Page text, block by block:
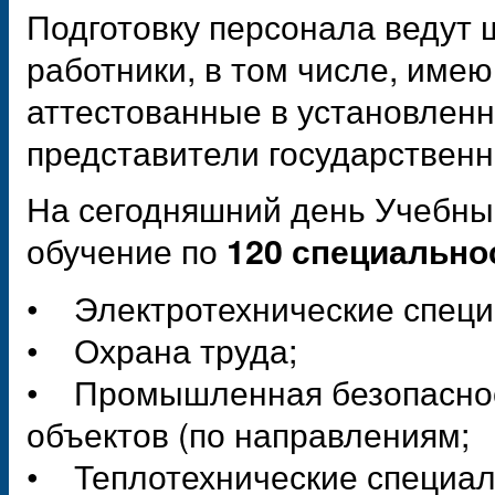
Подготовку персонала
работники, в том числе,
аттестованные в
представители
На сегодняшний день
обучение по 120
• Электротехнические
• Охрана труда;
• Промышленная
объектов (по направлениям;
• Теплотехнические